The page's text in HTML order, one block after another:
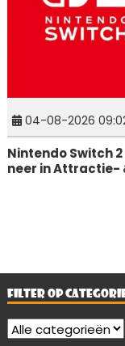
04-08-2026
Nintendo Switch
neer in Attractie-
FILTER OP